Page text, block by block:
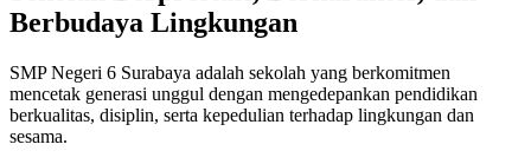
Berbudaya Lingkungan
SMP Negeri 6 Surabaya adalah sekolah yang berkomitmen
mencetak generasi unggul dengan mengedepankan pendidikan
berkualitas, disiplin, serta kepedulian terhadap lingkungan dan
sesama.